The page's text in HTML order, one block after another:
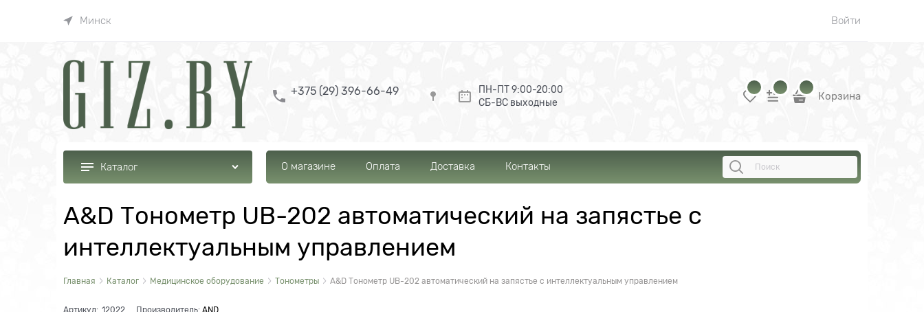
Минск Войти
+375 (29) 396-66-49
ПН-ПТ 9:00-20:00
СБ-ВС выходные
Корзина
Каталог О магазине Оплата Доставка Контакты
A&D Тонометр UB-202 автоматический на запястье с
интеллектуальным управлением
Главная Каталог Медицинское оборудование Тонометры A&D Тонометр UB-202 автоматический на запястье с интеллектуальным управлением
Артикул: 12022